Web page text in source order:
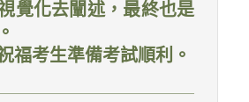
覺化去闡述，最終也是
福考生準備考試順利。